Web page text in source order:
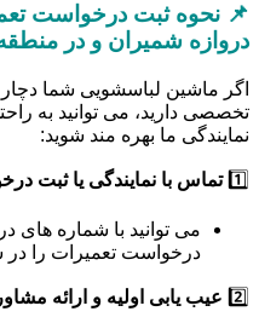
📌 نحوه ثبت درخواست
دروازه شمیران و در
اگر ماشین لباسشویی شما
تخصصی دارید، می توانید به
نمایندگی ما بهره مند شوید:
1️⃣ تماس با نمایندگی یا ثبت
می توانید با شماره های
درخواست تعمیرات را در
2️⃣ عیب یابی اولیه و ارائه